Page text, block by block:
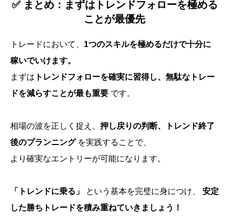
✅ まとめ：まずはトレンドフォローを極める
ことが最優先
トレードにおいて、 1つのスキルを極めるだけで十分に
稼いでいけます。
まずは トレンドフォローを確実に習得し、無駄なトレー
ドを減らすことが最も重要 です。
相場の波を正しく捉え、 押し戻りの判断、トレンド終了
後のプランニングを実践することで、
より確実なエントリーが可能になります。
「トレンドに乗る」 という基本を完璧に身につけ、 安定
した勝ちトレードを積み重ねていきましょう！